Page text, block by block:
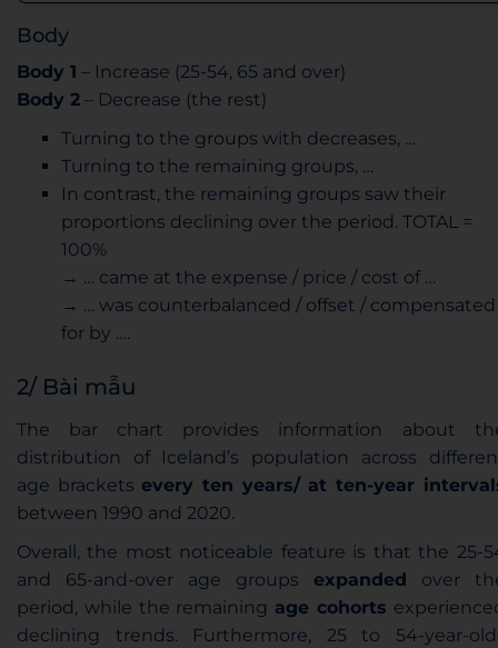
Body
Body 1 – Increase (25-54, 65 and over)
Body 2 – Decrease (the rest)
Turning to the groups with decreases, …
Turning to the remaining groups, …
In contrast, the remaining groups saw their
proportions declining over the period. TOTAL =
100%
→ … came at the expense / price / cost of …
→ … was counterbalanced / offset / compensated
for by ….
2/ Bài mẫu
The bar chart provides information about
distribution of Iceland’s population across
age brackets every ten years/ at ten-year
between 1990 and 2020.
Overall, the most noticeable feature is that the 25-
and 65-and-over age groups expanded over
period, while the remaining age cohorts
declining trends. Furthermore, 25 to 54-year-